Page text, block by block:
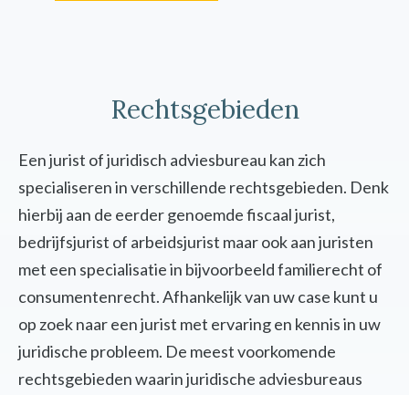
Rechtsgebieden
Een jurist of juridisch adviesbureau kan zich
specialiseren in verschillende rechtsgebieden. Denk
hierbij aan de eerder genoemde fiscaal jurist,
bedrijfsjurist of arbeidsjurist maar ook aan juristen
met een specialisatie in bijvoorbeeld familierecht of
consumentenrecht. Afhankelijk van uw case kunt u
op zoek naar een jurist met ervaring en kennis in uw
juridische probleem. De meest voorkomende
rechtsgebieden waarin juridische adviesbureaus